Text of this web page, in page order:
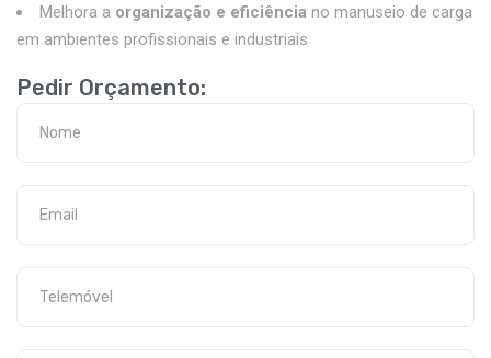
Melhora a organização e eficiência no manuseio de carga
em ambientes profissionais e industriais
Pedir Orçamento: